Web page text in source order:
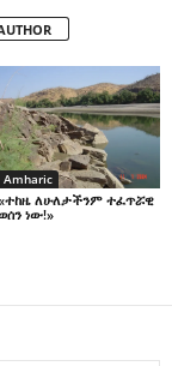
Amharic
ለሁለታችንም ተፈጥሯዊ
ነው!»